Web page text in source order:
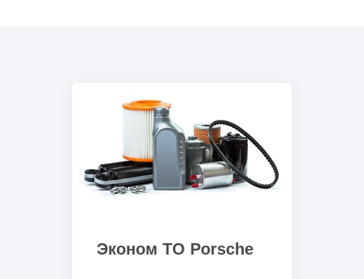
Эконом ТО Porsche